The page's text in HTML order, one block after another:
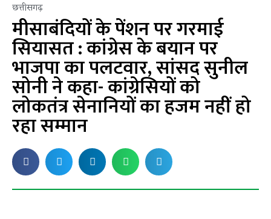
छत्तीसगढ़
मीसाबंदियों के पेंशन पर गरमाई
सियासत : कांग्रेस के बयान पर
भाजपा का पलटवार, सांसद सुनील
सोनी ने कहा- कांग्रेसियों को
लोकतंत्र सेनानियों का हजम नहीं हो
रहा सम्मान